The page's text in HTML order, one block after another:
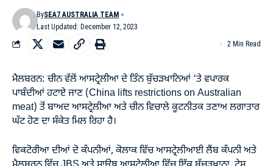
Last Updated: December 12, 2023
BySEA7 AUSTRALIA TEAM
2 Min Read
ਮੈਲਬਰਨ: ਚੀਨ ਵੱਲੋਂ ਆਸਟ੍ਰੇਲੀਆ ਦੇ ਤਿੰਨ ਬੁੱਚੜਖਾਨਿਆਂ ‘ਤੇ ਵਪਾਰਕ
ਪਾਬੰਦੀਆਂ ਹਟਾਏ ਜਾਣ (China lifts restrictions on Australian
meat) ਤੋਂ ਬਾਅਦ ਆਸਟ੍ਰੇਲੀਆ ਅਤੇ ਚੀਨ ਵਿਚਾਲੇ ਕੂਟਨੀਤਕ ਤਣਾਅ ਲਗਾਤਾਰ
ਘੱਟ ਹੋਣ ਦਾ ਸੰਕੇਤ ਮਿਲ ਰਿਹਾ ਹੈ।
ਵਿਕਟੋਰੀਆ ਦੀਆਂ ਦੋ ਕੰਪਨੀਆਂ, ਕੋਲਾਕ ਵਿੱਚ ਆਸਟ੍ਰੇਲੀਆਈ ਲੈਂਬ ਕੰਪਨੀ ਅਤੇ